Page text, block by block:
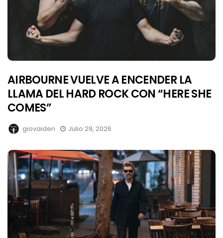
AIRBOURNE VUELVE A ENCENDER LA
LLAMA DEL HARD ROCK CON “HERE SHE
COMES”
giovaiden Julio 29, 2026